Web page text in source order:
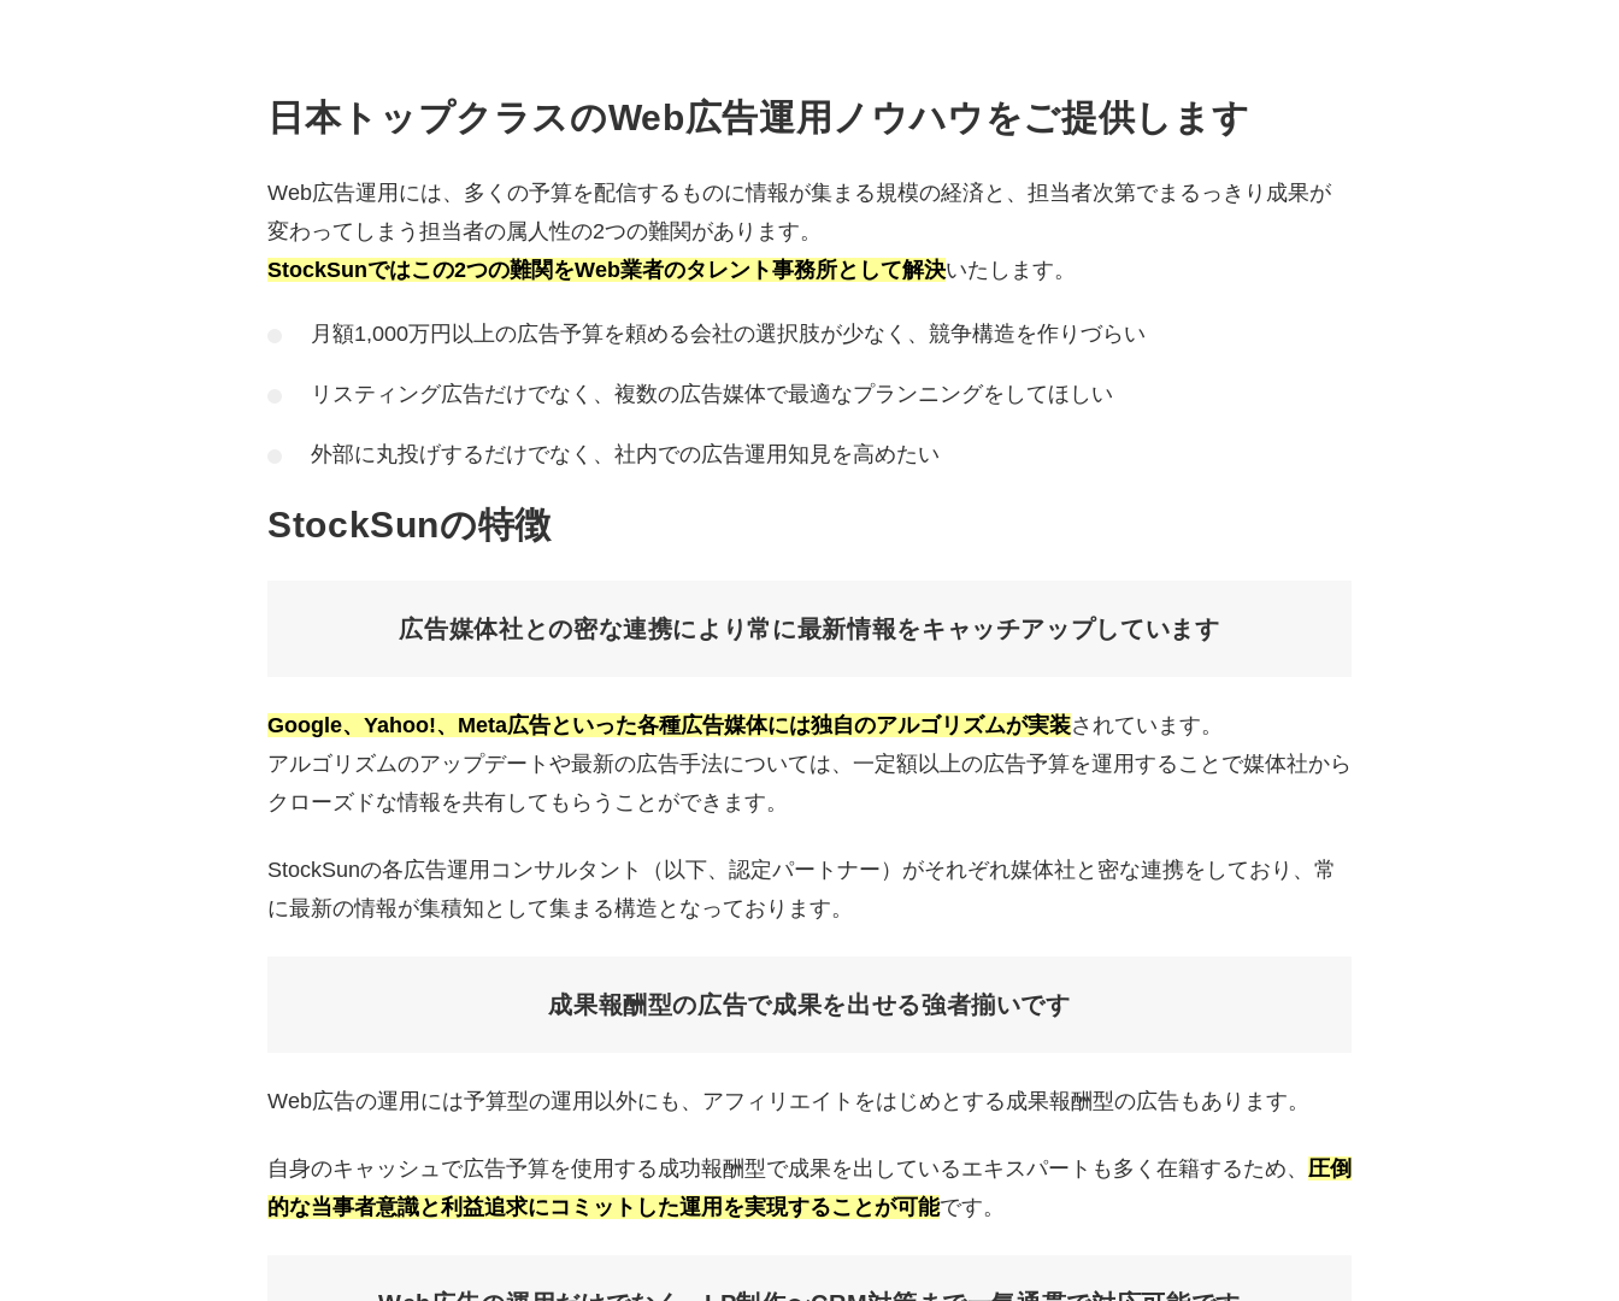
日本トップクラスのWeb広告運用ノウハウをご提供します
Web広告運用には、多くの予算を配信するものに情報が集まる規模の経済と、担当者次第でまるっきり成果が
変わってしまう担当者の属人性の2つの難関があります。
StockSunではこの2つの難関をWeb業者のタレント事務所として解決いたします。
月額1,000万円以上の広告予算を頼める会社の選択肢が少なく、競争構造を作りづらい
リスティング広告だけでなく、複数の広告媒体で最適なプランニングをしてほしい
外部に丸投げするだけでなく、社内での広告運用知見を高めたい
StockSunの特徴
広告媒体社との密な連携により常に最新情報をキャッチアップしています
Google、Yahoo!、Meta広告といった各種広告媒体には独自のアルゴリズムが実装されています。
アルゴリズムのアップデートや最新の広告手法については、一定額以上の広告予算を運用することで媒体社から
クローズドな情報を共有してもらうことができます。
StockSunの各広告運用コンサルタント（以下、認定パートナー）がそれぞれ媒体社と密な連携をしており、常
に最新の情報が集積知として集まる構造となっております。
成果報酬型の広告で成果を出せる強者揃いです
Web広告の運用には予算型の運用以外にも、アフィリエイトをはじめとする成果報酬型の広告もあります。
自身のキャッシュで広告予算を使用する成功報酬型で成果を出しているエキスパートも多く在籍するため、 圧倒
的な当事者意識と利益追求にコミットした運用を実現することが可能です。